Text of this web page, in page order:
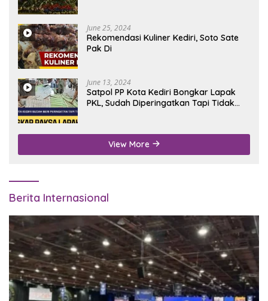
June 25, 2024
Rekomendasi Kuliner Kediri, Soto Sate
Pak Di
June 13, 2024
Satpol PP Kota Kediri Bongkar Lapak
PKL, Sudah Diperingatkan Tapi Tidak
View More
Berita Internasional